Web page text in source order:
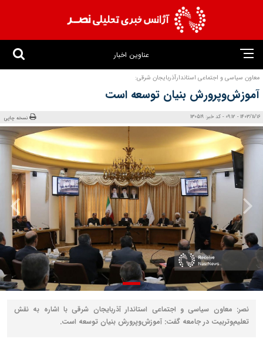
عناوین اخبار
معاون سیاسی و اجتماعی استاندارآذربایجان شرقی:
آموزش‌وپرورش بنیان توسعه است
1403/11/16 - 09:12 - کد خبر: 130519 نسخه چاپی
نصر: معاون سیاسی و اجتماعی استاندار آذربایجان شرقی با اشاره به نقش
تعلیم‌وتربیت در جامعه گفت: آموزش‌وپرورش بنیان توسعه است.